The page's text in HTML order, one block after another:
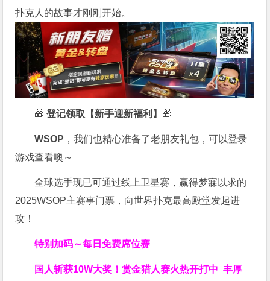
扑克人的故事才刚刚开始。
🎁 登记领取【新手迎新福利】 🎁
WSOP ，我们也精心准备了老朋友礼包，可以登录
游戏查看噢～
全球选手现已可通过线上卫星赛，赢得梦寐以求的
2025WSOP主赛事门票，向世界扑克最高殿堂发起进
攻！
特别加码～每日免费席位赛
国人斩获10W大奖！赏金猎人赛火热开打中 丰厚